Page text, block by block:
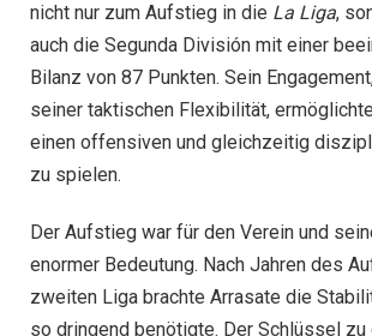
nicht nur zum Aufstieg in die La Liga,
auch die Segunda División mit einer
Bilanz von 87 Punkten. Sein
seiner taktischen Flexibilität,
einen offensiven und gleichzeitig
zu spielen.
Der Aufstieg war für den Verein und
enormer Bedeutung. Nach Jahren des
zweiten Liga brachte Arrasate die
so dringend benötigte. Der Schlüssel